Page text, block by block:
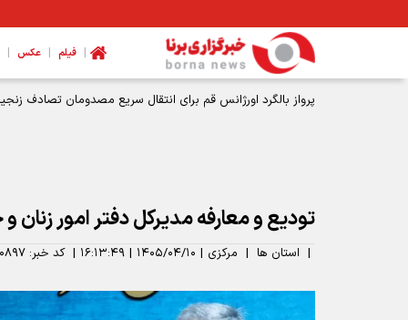
| فیلم | عکس |
پرواز بالگرد اورژانس قم برای انتقال سریع مصدومان تصادف
تودیع و معارفه مدیرکل دفتر امور زنان و
| استان ها | مرکزی | ۱۴۰۵/۰۴/۱۰ | ۱۶:۱۳:۴۹ | کد خبر: